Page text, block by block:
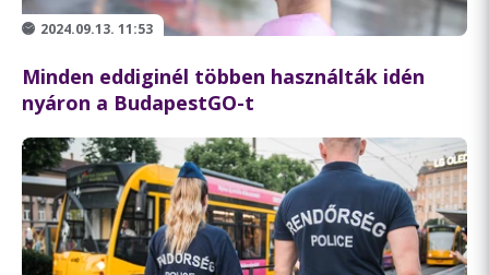
2024.09.13. 11:53
Minden eddiginél többen használták idén
nyáron a BudapestGO-t